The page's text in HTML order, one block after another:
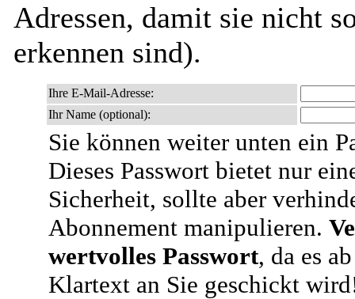
Adressen, damit sie nicht
erkennen sind).
Ihre E-Mail-Adresse:
Ihr Name (optional):
Sie können weiter unten ein
Dieses Passwort bietet nur
Sicherheit, sollte aber
Abonnement manipulieren.
wertvolles Passwort, da es
Klartext an Sie geschickt